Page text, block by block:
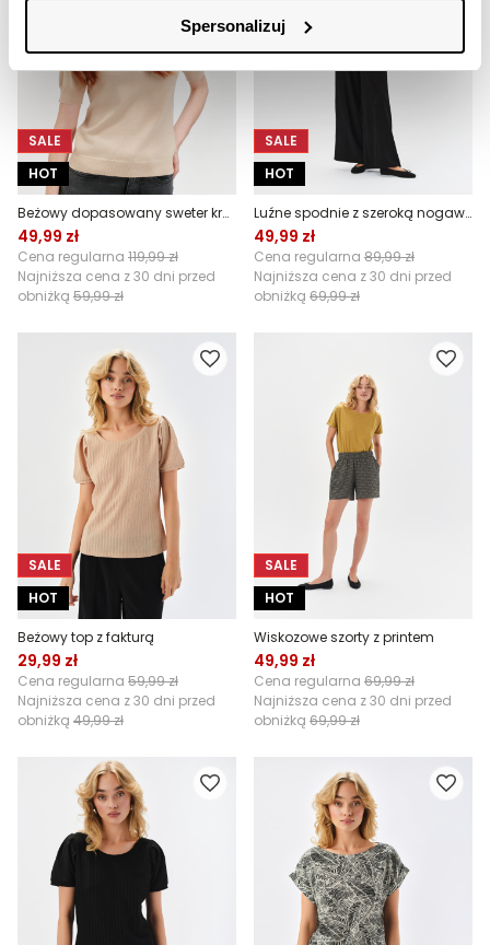
Spersonalizuj
SALE
HOT
Beżowy dopasowany sweter krótki rękaw
49,99 zł
Cena regularna 119,99 zł
Najniższa cena z 30 dni przed
obniżką 59,99 zł
SALE
HOT
Luźne spodnie z szeroką nogawką
49,99 zł
Cena regularna 89,99 zł
Najniższa cena z 30 dni przed
obniżką 69,99 zł
SALE
HOT
Beżowy top z fakturą
29,99 zł
Cena regularna 59,99 zł
Najniższa cena z 30 dni przed
obniżką 49,99 zł
SALE
HOT
Wiskozowe szorty z printem
49,99 zł
Cena regularna 69,99 zł
Najniższa cena z 30 dni przed
obniżką 69,99 zł